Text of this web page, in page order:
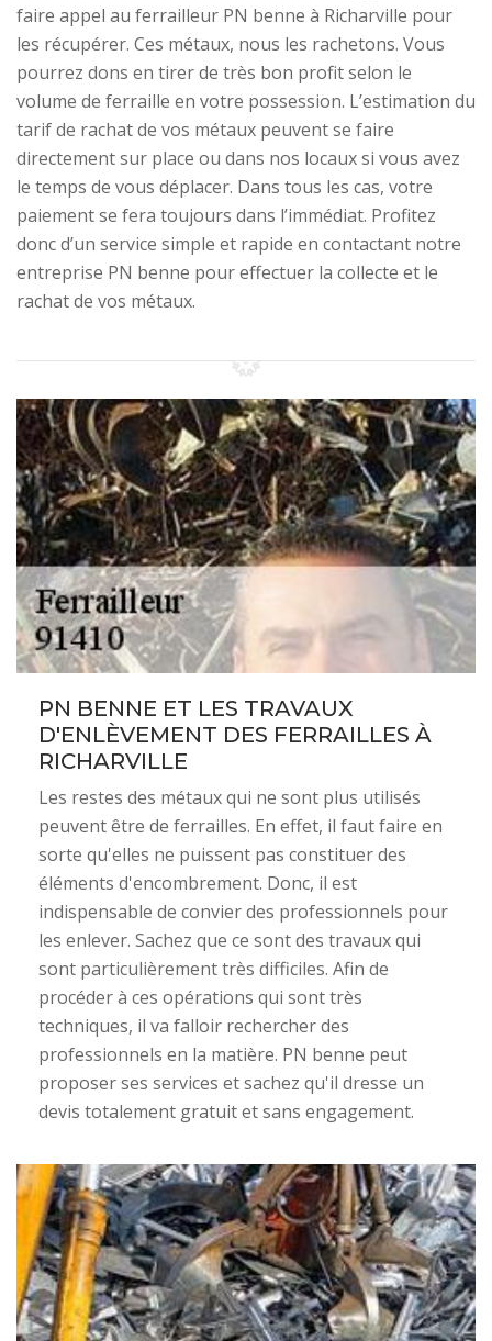
faire appel au ferrailleur PN benne à Richarville pour
les récupérer. Ces métaux, nous les rachetons. Vous
pourrez dons en tirer de très bon profit selon le
volume de ferraille en votre possession. L’estimation du
tarif de rachat de vos métaux peuvent se faire
directement sur place ou dans nos locaux si vous avez
le temps de vous déplacer. Dans tous les cas, votre
paiement se fera toujours dans l’immédiat. Profitez
donc d’un service simple et rapide en contactant notre
entreprise PN benne pour effectuer la collecte et le
rachat de vos métaux.
PN BENNE ET LES TRAVAUX
D'ENLÈVEMENT DES FERRAILLES À
RICHARVILLE
Les restes des métaux qui ne sont plus utilisés
peuvent être de ferrailles. En effet, il faut faire en
sorte qu'elles ne puissent pas constituer des
éléments d'encombrement. Donc, il est
indispensable de convier des professionnels pour
les enlever. Sachez que ce sont des travaux qui
sont particulièrement très difficiles. Afin de
procéder à ces opérations qui sont très
techniques, il va falloir rechercher des
professionnels en la matière. PN benne peut
proposer ses services et sachez qu'il dresse un
devis totalement gratuit et sans engagement.